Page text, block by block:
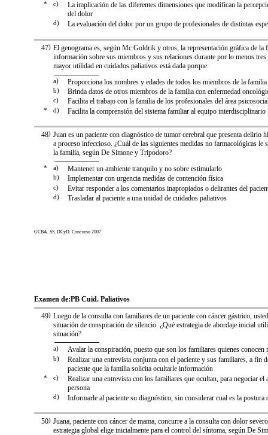
* c)
La implicación de las diferentes dimensiones que modifican la
del dolor
d) La evaluación del dolor por un grupo de profesionales de distintas
)
47 El genograma es, según Mc Goldrik y otros, la representación gráfica de la
información sobre sus miembros y sus relaciones durante por lo menos tres
mayor utilidad en cuidados paliativos está dada porque:
a) Proporciona los nombres y edades de todos los miembros de la familia
b) Brinda datos de otros miembros de la familia con enfermedad
c) Facilita el trabajo con la familia de los profesionales del área
* d) Facilita la comprensión del sistema familiar al equipo interdisciplinario
)
48 Juan es un paciente con diagnóstico de tumor cerebral que presenta delirio
a proceso infeccioso. ¿Cuál de las siguientes medidas no farmacológicas le
la familia, según De Simone y Tripodoro?
* a) Mantener un ambiente tranquilo y no sobre estimularlo
b) Implementar con urgencia medidas de contención física
c) Evitar responder a los comentarios inapropiados o delirantes del
d) Trasladar al paciente a una unidad de cuidados paliativos
GCBA. SS. DCyD. Concurso 2007
Examen de:PB Cuid. Paliativos
)
49 Luego de la consulta con familiares de un paciente con cáncer gástrico,
situación de conspiración de silencio. ¿Qué estrategia de abordaje inicial
situación?
a) Avalar la conspiración, puesto que son los familiares quienes conocen
b)
Realizar una entrevista conjunta con el paciente y sus familiares, a fin
paciente que la familia solicita ocultarle información
* c)
Realizar una entrevista con los familiares que ocultan, para negociar el
persona
d) Informarle al paciente su diagnóstico, sin considerar cual es la postura
)
50 Juana, paciente con cáncer de mama, concurre a la consulta con dolor
estrategia global elige inicialmente para el control del síntoma, según De